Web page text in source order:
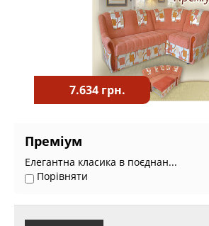
7.634 грн.
Преміум
Елегантна класика в поєднан...
Порівняти